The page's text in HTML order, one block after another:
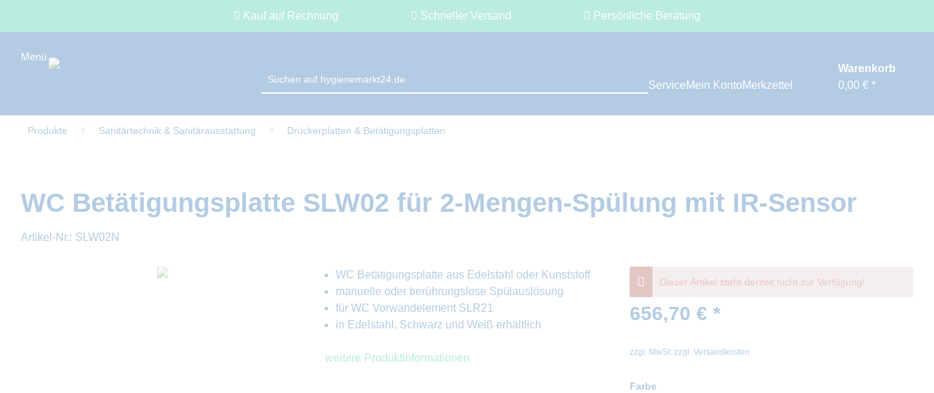
Kauf auf Rechnung Schneller Versand Persönliche Beratung
ServiceMein KontoMerkzettel
Warenkorb
0,00 € *
Produkte Sanitärtechnik & Sanitärausstattung Drückerplatten & Betätigungsplatten
WC Betätigungsplatte SLW02 für 2-Mengen-Spülung mit IR-Sensor
Artikel-Nr.: SLW02N
WC Betätigungsplatte aus Edelstahl oder Kunststoff
manuelle oder berührungslose Spülauslösung
für WC Vorwandelement SLR21
in Edelstahl, Schwarz und Weiß erhältlich
weitere Produktinformationen
Dieser Artikel steht derzeit nicht zur Verfügung!
656,70 € *
zzgl. MwSt. zzgl. Versandkosten
Farbe